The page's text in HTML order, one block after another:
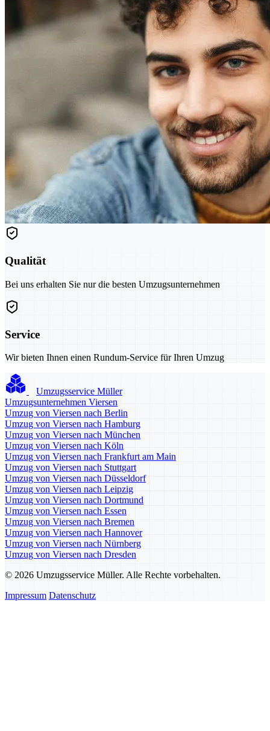
Qualität
Bei uns erhalten Sie nur die besten Umzugsunternehmen
Service
Wir bieten Ihnen einen Rundum-Service für Ihren Umzug
Umzugsservice Müller
Umzugsunternehmen Viersen
Umzug von Viersen nach Berlin
Umzug von Viersen nach Hamburg
Umzug von Viersen nach München
Umzug von Viersen nach Köln
Umzug von Viersen nach Frankfurt am Main
Umzug von Viersen nach Stuttgart
Umzug von Viersen nach Düsseldorf
Umzug von Viersen nach Leipzig
Umzug von Viersen nach Dortmund
Umzug von Viersen nach Essen
Umzug von Viersen nach Bremen
Umzug von Viersen nach Hannover
Umzug von Viersen nach Nürnberg
Umzug von Viersen nach Dresden
© 2026 Umzugsservice Müller. Alle Rechte vorbehalten.
Impressum Datenschutz